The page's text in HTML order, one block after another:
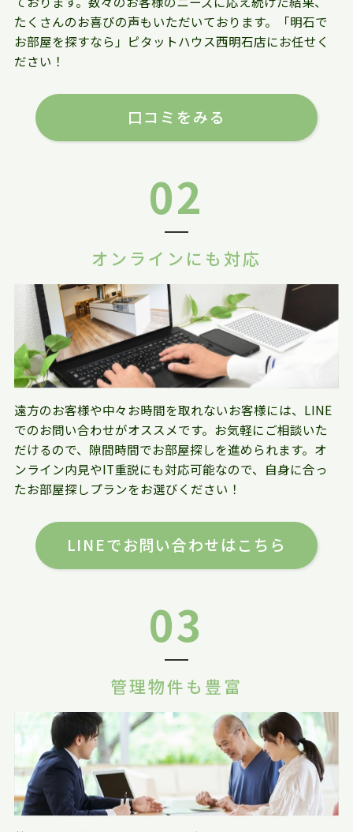
たくさんのお喜びの声もいただいております。「明石で
お部屋を探すなら」ピタットハウス西明石店にお任せく
ださい！
口コミをみる
02
オンラインにも対応
遠方のお客様や中々お時間を取れないお客様には、LINE
でのお問い合わせがオススメです。お気軽にご相談いた
だけるので、隙間時間でお部屋探しを進められます。オ
ンライン内見やIT重説にも対応可能なので、自身に合っ
たお部屋探しプランをお選びください！
LINEでお問い合わせはこちら
03
管理物件も豊富